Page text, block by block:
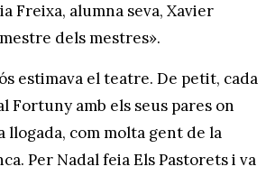
Freixa, alumna seva, Xavier
dels mestres».
estimava el teatre. De petit, cada
Fortuny amb els seus pares on
com molta gent de la
Per Nadal feia Els Pastorets i va